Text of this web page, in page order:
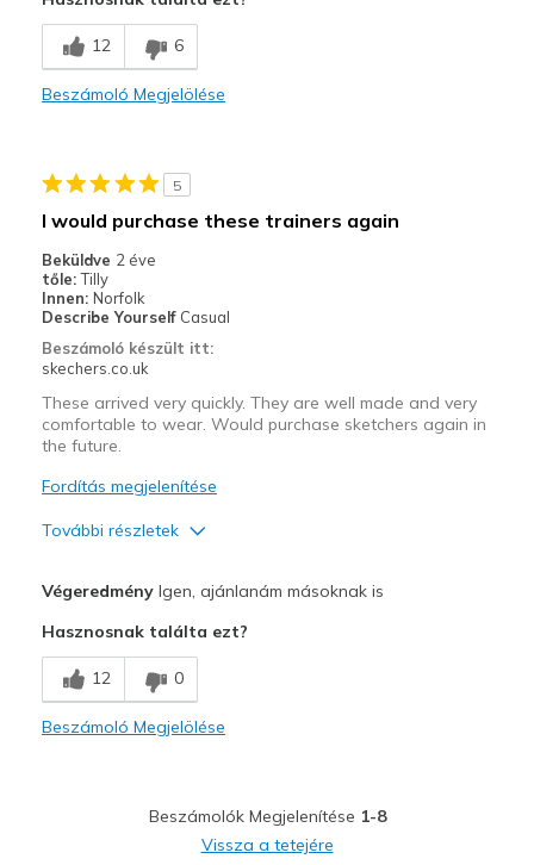
Breathe Well
Comfortable
Kontra
Casual Wear
Sizing
Feels true to size
View On Shoes
12 6
Beszámoló Megjelölése
5
I would purchase these trainers again
Beküldve 2 éve
tőle: Tilly
Innen: Norfolk
Describe Yourself Casual
Beszámoló készült itt:
skechers.co.uk
These arrived very quickly. They are well made and very
comfortable to wear. Would purchase sketchers again in
the future.
Fordítás megjelenítése
További részletek
Breathe Well
Comfortable
VégeredményIgen, ajánlanám másoknak is
Hasznosnak találta ezt?
12 0
Beszámoló Megjelölése
Beszámolók Megjelenítése 1-8
Vissza a tetejére